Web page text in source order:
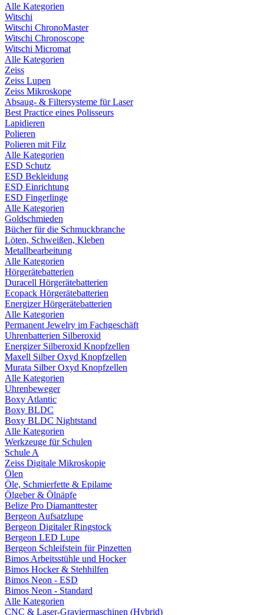
Alle Kategorien
Witschi
Witschi ChronoMaster
Witschi Chronoscope
Witschi Micromat
Alle Kategorien
Zeiss
Zeiss Lupen
Zeiss Mikroskope
Absaug- & Filtersysteme für Laser
Best Practice eines Polisseurs
Lapidieren
Polieren
Polieren mit Filz
Alle Kategorien
ESD Schutz
ESD Bekleidung
ESD Einrichtung
ESD Fingerlinge
Alle Kategorien
Goldschmieden
Bücher für die Schmuckbranche
Löten, Schweißen, Kleben
Metallbearbeitung
Alle Kategorien
Hörgerätebatterien
Duracell Hörgerätebatterien
Ecopack Hörgerätebatterien
Energizer Hörgerätebatterien
Alle Kategorien
Permanent Jewelry im Fachgeschäft
Uhrenbatterien Silberoxid
Energizer Silberoxid Knopfzellen
Maxell Silber Oxyd Knopfzellen
Murata Silber Oxyd Knopfzellen
Alle Kategorien
Uhrenbeweger
Boxy Atlantic
Boxy BLDC
Boxy BLDC Nightstand
Alle Kategorien
Werkzeuge für Schulen
Schule A
Zeiss Digitale Mikroskopie
Ölen
Öle, Schmierfette & Epilame
Ölgeber & Ölnäpfe
Belize Pro Diamanttester
Bergeon Aufsatzlupe
Bergeon Digitaler Ringstock
Bergeon LED Lupe
Bergeon Schleifstein für Pinzetten
Bimos Arbeitsstühle und Hocker
Bimos Hocker & Stehhilfen
Bimos Neon - ESD
Bimos Neon - Standard
Alle Kategorien
CNC & Laser-Graviermaschinen (Hybrid)